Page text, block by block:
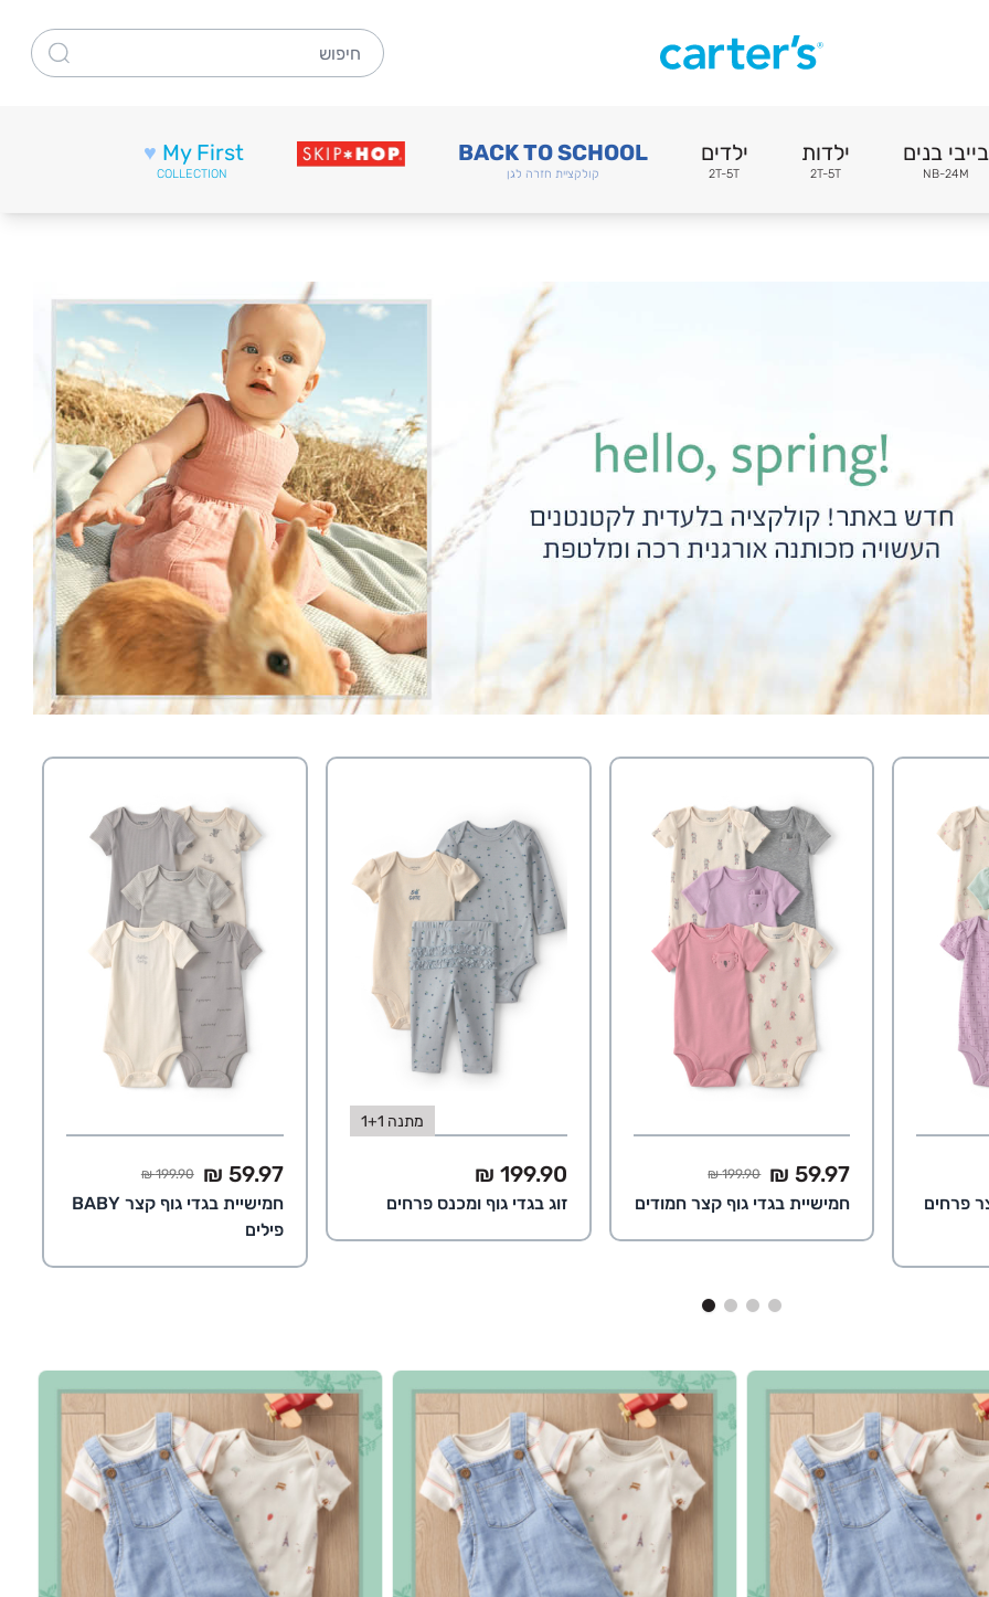
חיפוש
בייבי בנים
NB-24M
ילדות
2T-5T
ילדים
2T-5T
BACK TO SCHOOL
קולקציית חזרה לגן
My First
♥
COLLECTION
הוספה לסל
החל מ
59.97 ₪ מחיר מלא
199.90 ₪
חמישיית בגדי גוף קצר BABY
פילים
הוספה לסל
1+1 מתנה
החל מ
199.90 ₪
זוג בגדי גוף ומכנס פרחים
הוספה לסל
החל מ
59.97 ₪ מחיר מלא
199.90 ₪
חמישיית בגדי גוף קצר חמודים
פרחים